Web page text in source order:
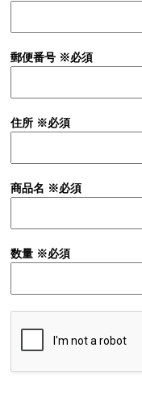
郵便番号 ※必須
住所 ※必須
商品名 ※必須
数量 ※必須